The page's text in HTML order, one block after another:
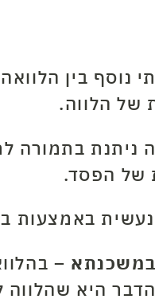
נוסף בין
של הלווה.
ניתנת בתמורה
של הפסד.
באמצעות
במשכנתא –
היא שהלווה